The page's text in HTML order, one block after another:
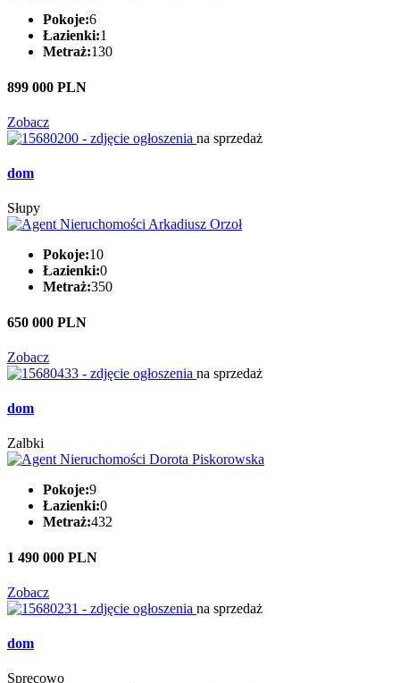
Pokoje:6
Łazienki:1
Metraż:130
899 000 PLN
Zobacz
na sprzedaż
dom
Słupy
Pokoje:10
Łazienki:0
Metraż:350
650 000 PLN
Zobacz
na sprzedaż
dom
Zalbki
Pokoje:9
Łazienki:0
Metraż:432
1 490 000 PLN
Zobacz
na sprzedaż
dom
Spręcowo